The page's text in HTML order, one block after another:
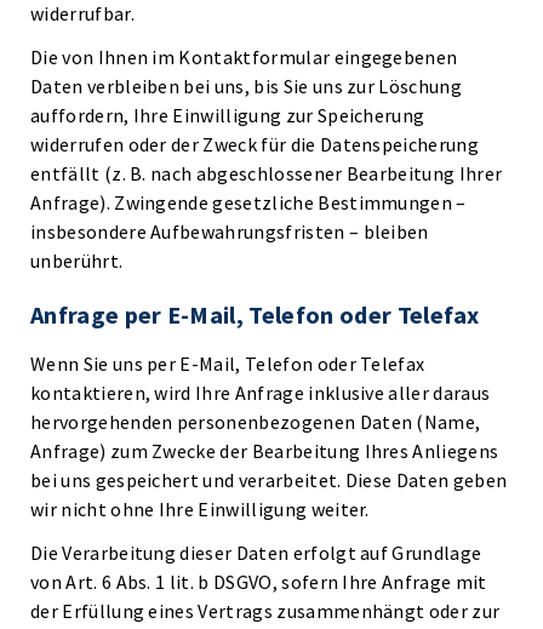
widerrufbar.
Die von Ihnen im Kontaktformular eingegebenen
Daten verbleiben bei uns, bis Sie uns zur Löschung
auffordern, Ihre Einwilligung zur Speicherung
widerrufen oder der Zweck für die Datenspeicherung
entfällt (z. B. nach abgeschlossener Bearbeitung Ihrer
Anfrage). Zwingende gesetzliche Bestimmungen –
insbesondere Aufbewahrungsfristen – bleiben
unberührt.
Anfrage per E-Mail, Telefon oder Telefax
Wenn Sie uns per E-Mail, Telefon oder Telefax
kontaktieren, wird Ihre Anfrage inklusive aller daraus
hervorgehenden personenbezogenen Daten (Name,
Anfrage) zum Zwecke der Bearbeitung Ihres Anliegens
bei uns gespeichert und verarbeitet. Diese Daten geben
wir nicht ohne Ihre Einwilligung weiter.
Die Verarbeitung dieser Daten erfolgt auf Grundlage
von Art. 6 Abs. 1 lit. b DSGVO, sofern Ihre Anfrage mit
der Erfüllung eines Vertrags zusammenhängt oder zur